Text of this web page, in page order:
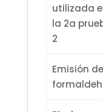
utilizada
la 2a
2
Emisión de